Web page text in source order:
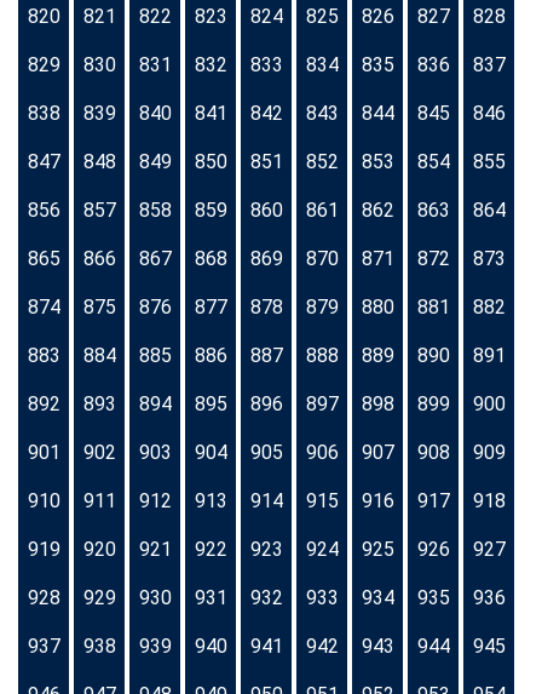
820 821 822 823 824 825 826 827 828
829 830 831 832 833 834 835 836 837
838 839 840 841 842 843 844 845 846
847 848 849 850 851 852 853 854 855
856 857 858 859 860 861 862 863 864
865 866 867 868 869 870 871 872 873
874 875 876 877 878 879 880 881 882
883 884 885 886 887 888 889 890 891
892 893 894 895 896 897 898 899 900
901 902 903 904 905 906 907 908 909
910 911 912 913 914 915 916 917 918
919 920 921 922 923 924 925 926 927
928 929 930 931 932 933 934 935 936
937 938 939 940 941 942 943 944 945